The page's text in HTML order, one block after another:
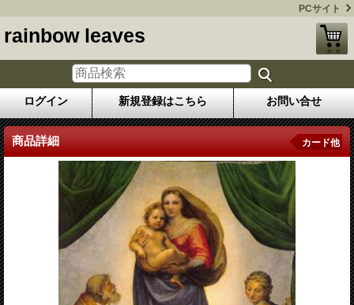
PCサイト
rainbow leaves
ログイン 新規登録はこちら お問い合せ
商品詳細 カード他